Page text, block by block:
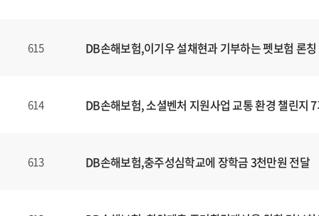
615 DB손해보험,이기우 설채현과 기부하는 펫보험 론칭
614 DB손해보험, 소셜벤처 지원사업 교통 환경 챌린지
613 DB손해보험,충주성심학교에 장학금 3천만원 전달